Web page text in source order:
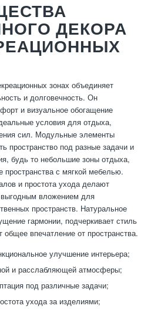
ДЕКОРА
зонах объединяет
и долговечность. Он
и визуальное обогащение
условия для отдыха,
сил. Модульные элементы
пространство под разные задачи и
будь то небольшие зоны отдыха,
пространства с мягкой мебелью.
и простота ухода делают
вложением для
пространств. Натуральное
гармонии, подчеркивает стиль
впечатление от пространства.
улучшение интерьера;
и расслабляющей атмосферы;
под различные задачи;
ухода за изделиями;